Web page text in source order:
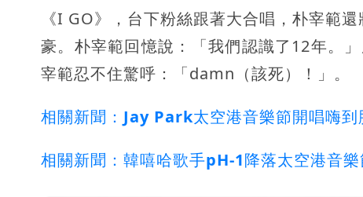
《I GO》，台下粉絲跟著大合唱，朴宰範
豪。朴宰範回憶說：「我們認識了12年。
宰範忍不住驚呼：「damn（該死）！」。
相關新聞：Jay Park太空港音樂節開唱嗨
相關新聞：韓嘻哈歌手pH-1降落太空港音